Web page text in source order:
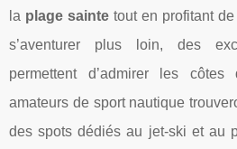
la plage sainte tout en profitant
s’aventurer plus loin, des
permettent d’admirer les
amateurs de sport nautique
des spots dédiés au jet-ski et au